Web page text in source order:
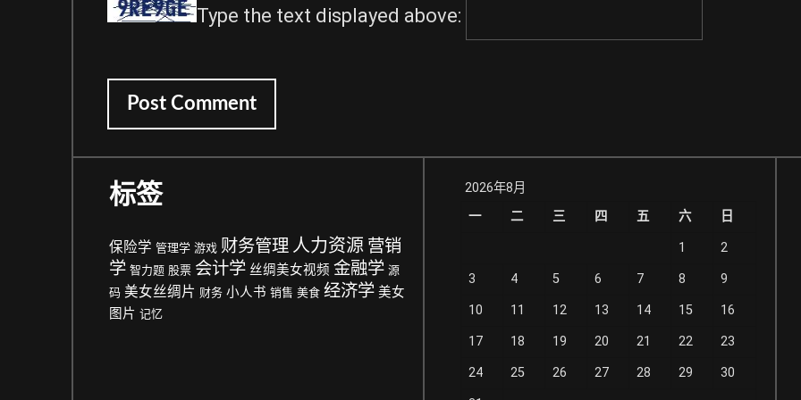
t
Type the text displayed above:
标签
保险学 管理学 游戏 财务管理 人力资源 营销
学 智力题 股票 会计学 丝绸美女视频 金融学 源
码 美女丝绸片 财务 小人书 销售 美食 经济学 美女
图片 记忆
2026年8月
一
二 三 四 五 六 日
1 2
3 4 5 6 7 8 9
10 11 12 13 14 15 16
17 18 19 20 21 22 23
24 25 26 27 28 29 30